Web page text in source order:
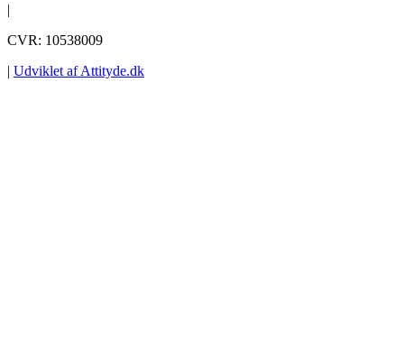
|
CVR: 10538009
| Udviklet af Attityde.dk